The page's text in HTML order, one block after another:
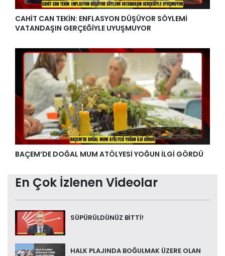
CAHİT CAN TEKİN: ENFLASYON DÜŞÜYOR SÖYLEMİ
VATANDAŞIN GERÇEĞİYLE UYUŞMUYOR
BAÇEM’DE DOĞAL MUM ATÖLYESİ YOĞUN İLGİ GÖRDÜ
En Çok İzlenen Videolar
SÜPÜRÜLDÜNÜZ BİTTİ!
HALK PLAJINDA BOĞULMAK ÜZERE OLAN